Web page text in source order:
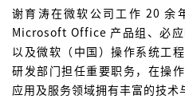
谢育涛在微软公司工作 20 余
Microsoft Office 产品组、必
以及微软（中国）操作系统工
研发部门担任重要职务，在操
应用及服务领域拥有丰富的技术